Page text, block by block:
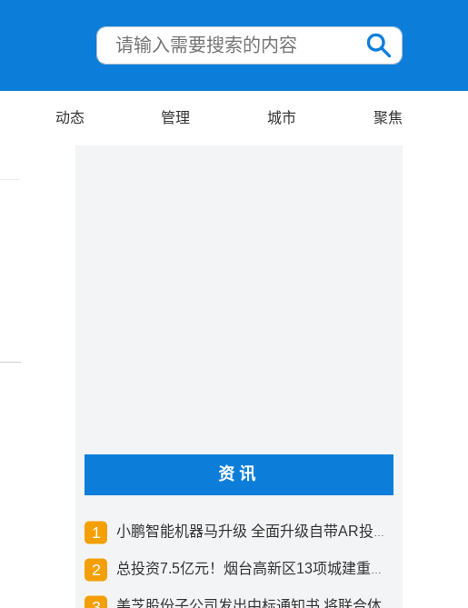
动态 管理 城市 聚焦
资讯
小鹏智能机器马升级 全面升级自带AR投影创新交互方式
总投资7.5亿元！烟台高新区13项城建重点工程开工